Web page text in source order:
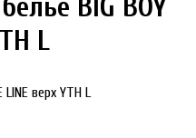
BIG BOY
L
верх YTH L